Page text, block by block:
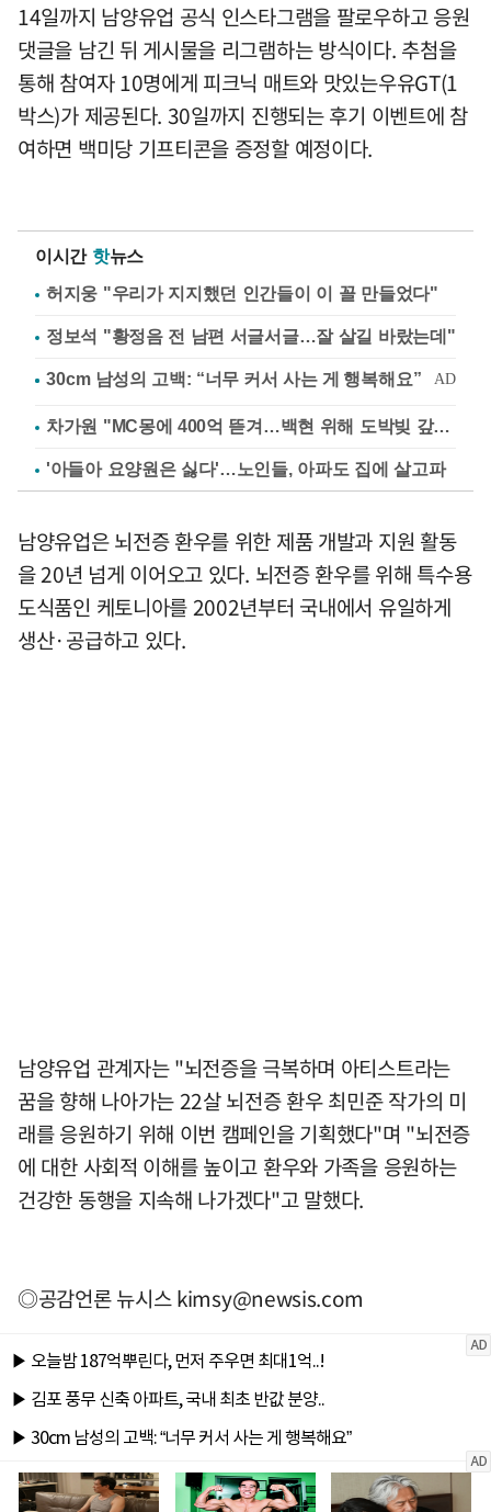
14일까지 남양유업 공식 인스타그램을 팔로우하고 응원
댓글을 남긴 뒤 게시물을 리그램하는 방식이다. 추첨을
통해 참여자 10명에게 피크닉 매트와 맛있는우유GT(1
박스)가 제공된다. 30일까지 진행되는 후기 이벤트에 참
여하면 백미당 기프티콘을 증정할 예정이다.
이시간 핫뉴스
허지웅 "우리가 지지했던 인간들이 이 꼴 만들었다"
정보석 "황정음 전 남편 서글서글…잘 살길 바랐는데"
차가원 "MC몽에 400억 뜯겨…백현 위해 도박빚 갚아줘"
'아들아 요양원은 싫다'…노인들, 아파도 집에 살고파
남양유업은 뇌전증 환우를 위한 제품 개발과 지원 활동
을 20년 넘게 이어오고 있다. 뇌전증 환우를 위해 특수용
도식품인 케토니아를 2002년부터 국내에서 유일하게
생산·공급하고 있다.
남양유업 관계자는 "뇌전증을 극복하며 아티스트라는
꿈을 향해 나아가는 22살 뇌전증 환우 최민준 작가의 미
래를 응원하기 위해 이번 캠페인을 기획했다"며 "뇌전증
에 대한 사회적 이해를 높이고 환우와 가족을 응원하는
건강한 동행을 지속해 나가겠다"고 말했다.
◎공감언론 뉴시스kimsy@newsis.com